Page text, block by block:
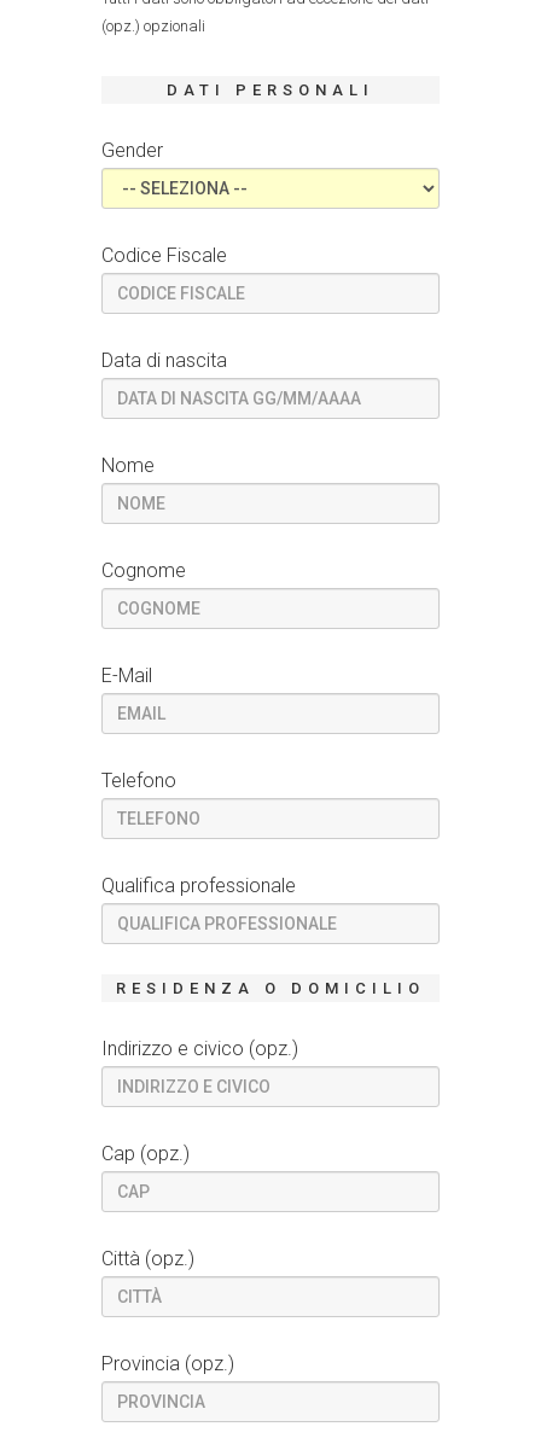
(opz.) opzionali
DATI PERSONALI
Gender
Codice Fiscale
Data di nascita
Nome
Cognome
E-Mail
Telefono
Qualifica professionale
RESIDENZA O DOMICILIO
Indirizzo e civico (opz.)
Cap (opz.)
Città (opz.)
Provincia (opz.)